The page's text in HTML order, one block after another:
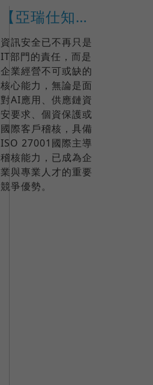
【亞瑞仕知識學苑】ISO 27001:2022國際IRCA主導稽核員訓練課程(課程編號 17791)
資訊安全已不再只是
IT部門的責任，而是
企業經營不可或缺的
核心能力，無論是面
對AI應用、供應鏈資
安要求、個資保護或
國際客戶稽核，具備
ISO 27001國際主導
稽核能力，已成為企
業與專業人才的重要
競爭優勢。